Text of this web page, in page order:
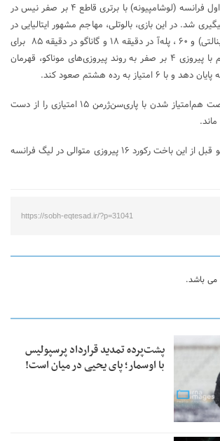
هفته پنجم لیگ دسته اول فرانسه (لوشامپیونه) با برتری قاطع ۴ بر صفر نیس در
شد. در این بازی، بالوتلی، مهاجم مشهور ایتالیایی در
دقایق ۵ (از روی نقطه پنالتی) و ۶۰ ، پله‌آ در دقیقه ۱۸ و گاناگو در دقیقه ۸۵ برای
نیس گل زدند تا این تیم با پیروزی ۴ بر صفر به روند پیروزی‌های موناکو، قهرمان
به رده هشتم صعود کند.
موناکوی ۱۲ امتیازی فرصت هم‌امتیاز شدن با پاری‌سن‌ژرمن ۱۵ امتیازی را از دست
به گزارش تسنیم، موناکو قبل از این باخت رکورد ۱۶ پیروزی متوالی در لیگ فرانسه
https://sobh-eqtesad.ir/?p=31041
باشد.
پشت‌پرده تمدید قرارداد پرسپولیس
با اوسمار؛ پای یحیی در میان است!